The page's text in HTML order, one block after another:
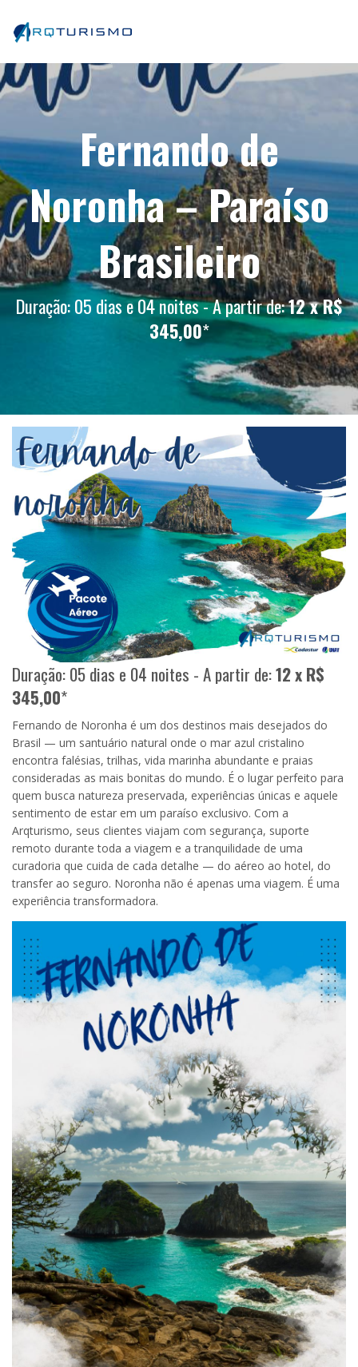
Fernando de
Noronha – Paraíso
Brasileiro
Duração: 05 dias e 04 noites - A partir de:12 x R$
345,00*
Duração: 05 dias e 04 noites - A partir de:12 x R$
345,00*
Fernando de Noronha é um dos destinos mais desejados do
Brasil — um santuário natural onde o mar azul cristalino
encontra falésias, trilhas, vida marinha abundante e praias
consideradas as mais bonitas do mundo. É o lugar perfeito para
quem busca natureza preservada, experiências únicas e aquele
sentimento de estar em um paraíso exclusivo. Com a
Arqturismo, seus clientes viajam com segurança, suporte
remoto durante toda a viagem e a tranquilidade de uma
curadoria que cuida de cada detalhe — do aéreo ao hotel, do
transfer ao seguro. Noronha não é apenas uma viagem. É uma
experiência transformadora.